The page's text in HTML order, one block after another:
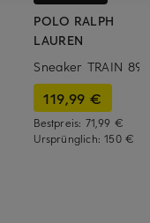
POLO RALPH
LAUREN
Sneaker TRAIN 89
119,99 €
Bestpreis: 71,99 €
Ursprünglich:150 €